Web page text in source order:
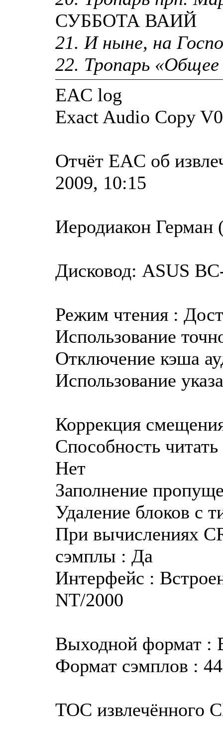
СУББОТА ВАИЙ
21. И ныне, на
22. Тропарь «Общее
EAC log
Exact Audio Copy
Отчёт EAC об
2009, 10:15
Иеродиакон Герман
Дисковод: ASUS
Режим чтения :
Использование
Отключение кэша
Использование
Коррекция
Способность
Нет
Заполнение
Удаление блоков с
При вычислениях
сэмплы : Да
Интерфейс :
NT/2000
Выходной формат :
Формат сэмплов :
TOC извлечённого